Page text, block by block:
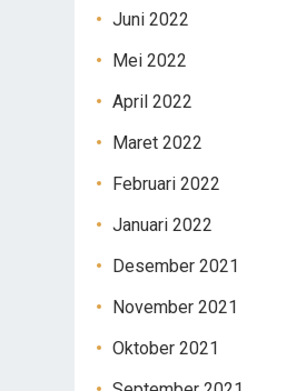
Juni 2022
Mei 2022
April 2022
Maret 2022
Februari 2022
Januari 2022
Desember 2021
November 2021
Oktober 2021